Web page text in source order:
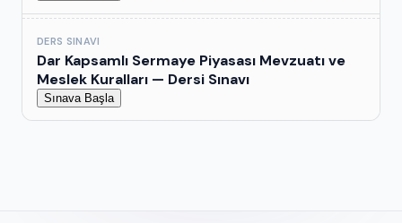
DERS SINAVI
Dar Kapsamlı Sermaye Piyasası Mevzuatı ve
Meslek Kuralları — Dersi Sınavı
Sınava Başla